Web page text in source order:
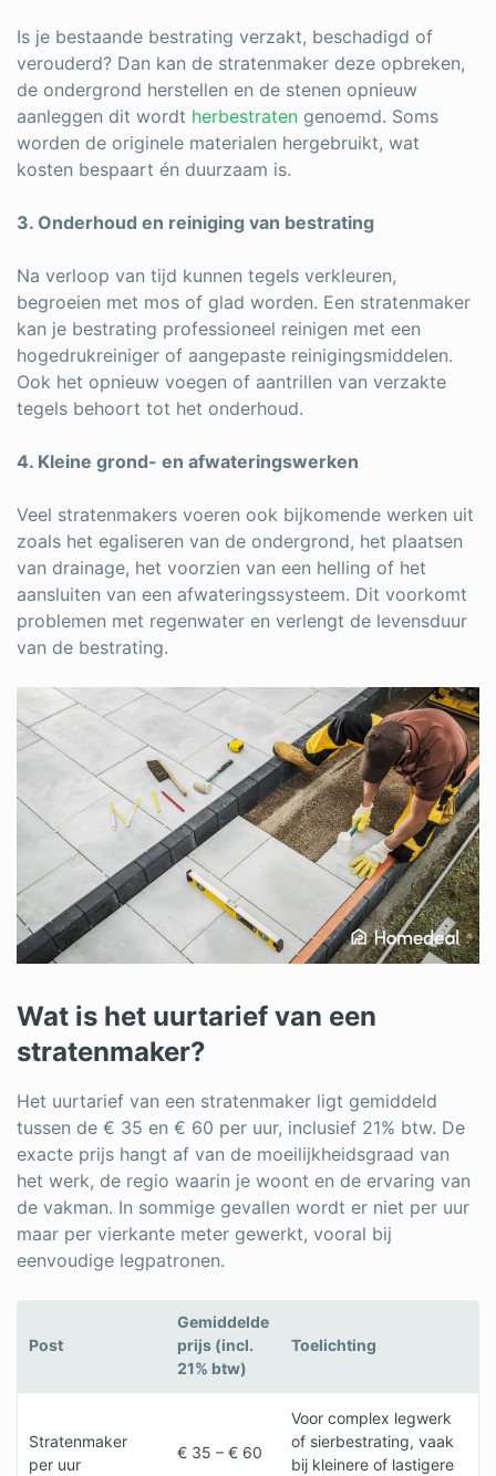
Is je bestaande bestrating verzakt, beschadigd of
verouderd? Dan kan de stratenmaker deze opbreken,
de ondergrond herstellen en de stenen opnieuw
aanleggen dit wordt herbestraten genoemd. Soms
worden de originele materialen hergebruikt, wat
kosten bespaart én duurzaam is.
3. Onderhoud en reiniging van bestrating
Na verloop van tijd kunnen tegels verkleuren,
begroeien met mos of glad worden. Een stratenmaker
kan je bestrating professioneel reinigen met een
hogedrukreiniger of aangepaste reinigingsmiddelen.
Ook het opnieuw voegen of aantrillen van verzakte
tegels behoort tot het onderhoud.
4. Kleine grond- en afwateringswerken
Veel stratenmakers voeren ook bijkomende werken uit
zoals het egaliseren van de ondergrond, het plaatsen
van drainage, het voorzien van een helling of het
aansluiten van een afwateringssysteem. Dit voorkomt
problemen met regenwater en verlengt de levensduur
van de bestrating.
Wat is het uurtarief van een
stratenmaker?
Het uurtarief van een stratenmaker ligt gemiddeld
tussen de € 35 en € 60 per uur, inclusief 21% btw. De
exacte prijs hangt af van de moeilijkheidsgraad van
het werk, de regio waarin je woont en de ervaring van
de vakman. In sommige gevallen wordt er niet per uur
maar per vierkante meter gewerkt, vooral bij
eenvoudige legpatronen.
Post
Gemiddelde
prijs (incl.
21% btw)
Toelichting
Stratenmaker
per uur
€ 35 – € 60
Voor complex legwerk
of sierbestrating, vaak
bij kleinere of lastigere